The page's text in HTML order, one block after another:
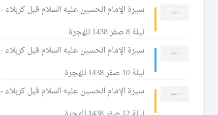
سيرة الإمام الحسين عليه السلام قبل كربلاء - 29 - رسول الله صلى الله عليه وآله وسلم يطبع على حصاة أم أسلم
ليلة 8 صفر 1438 للهجرة
سيرة الإمام الحسين عليه السلام قبل كربلاء - 30 - هل يرجعن مع القائم عجل الله نعالى فرجه الشريف؟
ليلة 10 صفر 1438 للهجرة
سيرة الإمام الحسين عليه السلام قبل كربلاء - 31 - عند شهادة الإمام الحسن عليه السلام - 1